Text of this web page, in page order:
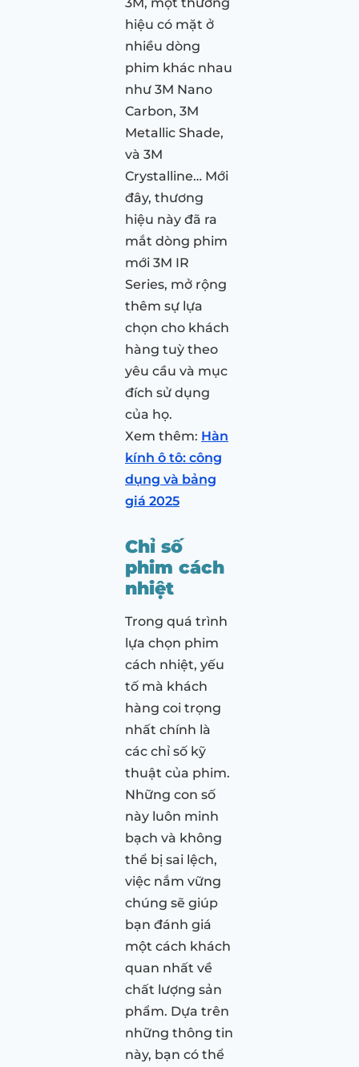
hiệu có mặt ở
nhiều dòng
phim khác nhau
như 3M Nano
Carbon, 3M
Metallic Shade,
và 3M
Crystalline… Mới
đây, thương
hiệu này đã ra
mắt dòng phim
mới 3M IR
Series, mở rộng
thêm sự lựa
chọn cho khách
hàng tuỳ theo
yêu cầu và mục
đích sử dụng
của họ.
Xem thêm: Hàn
kính ô tô: công
dụng và bảng
giá 2025
Chỉ số
phim cách
nhiệt
Trong quá trình
lựa chọn phim
cách nhiệt, yếu
tố mà khách
hàng coi trọng
nhất chính là
các chỉ số kỹ
thuật của phim.
Những con số
này luôn minh
bạch và không
thể bị sai lệch,
việc nắm vững
chúng sẽ giúp
bạn đánh giá
một cách khách
quan nhất về
chất lượng sản
phẩm. Dựa trên
những thông tin
này, bạn có thể